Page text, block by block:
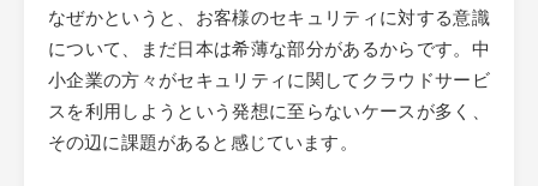
なぜかというと、お客様のセキュリティに対する意識
について、まだ日本は希薄な部分があるからです。中
小企業の方々がセキュリティに関してクラウドサービ
スを利用しようという発想に至らないケースが多く、
その辺に課題があると感じています。